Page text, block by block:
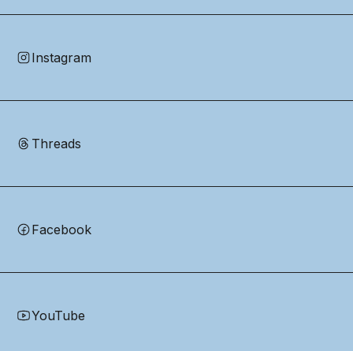
Instagram
Threads
Facebook
YouTube